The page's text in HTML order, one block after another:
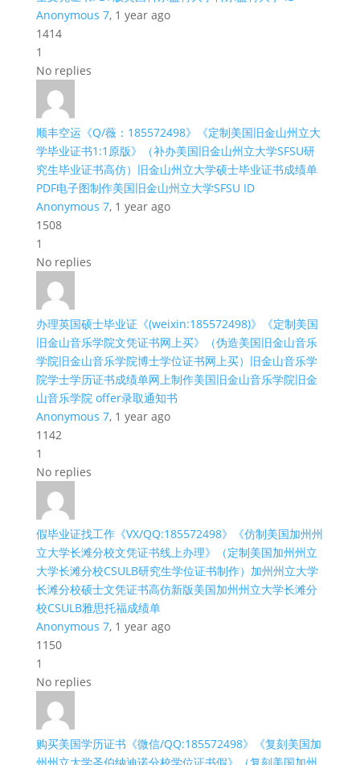
Anonymous 7, 1 year ago
1414
1
No replies
顺丰空运《Q/薇：185572498》《定制美国旧金山州立大
学毕业证书1:1原版》（补办美国旧金山州立大学SFSU研
究生毕业证书高仿）旧金山州立大学硕士毕业证书成绩单
PDF电子图制作美国旧金山州立大学SFSU ID
Anonymous 7, 1 year ago
1508
1
No replies
办理英国硕士毕业证《(weixin:185572498)》《定制美国
旧金山音乐学院文凭证书网上买》（伪造美国旧金山音乐
学院旧金山音乐学院博士学位证书网上买）旧金山音乐学
院学士学历证书成绩单网上制作美国旧金山音乐学院旧金
山音乐学院 offer录取通知书
Anonymous 7, 1 year ago
1142
1
No replies
假毕业证找工作《VX/QQ:185572498》《仿制美国加州州
立大学长滩分校文凭证书线上办理》（定制美国加州州立
大学长滩分校CSULB研究生学位证书制作）加州州立大学
长滩分校硕士文凭证书高仿新版美国加州州立大学长滩分
校CSULB雅思托福成绩单
Anonymous 7, 1 year ago
1150
1
No replies
购买美国学历证书《微信/QQ:185572498》《复刻美国加